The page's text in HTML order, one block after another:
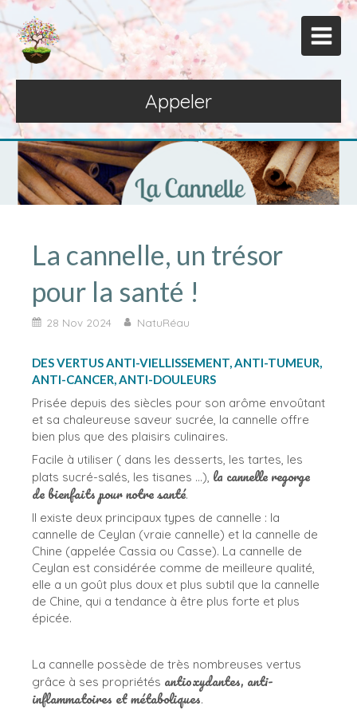
Appeler
La cannelle, un trésor
pour la santé !
28 Nov 2024 NatuRéau
DES VERTUS ANTI-VIELLISSEMENT, ANTI-TUMEUR,
ANTI-CANCER, ANTI-DOULEURS
Prisée depuis des siècles pour son arôme envoûtant
et sa chaleureuse saveur sucrée, la cannelle offre
bien plus que des plaisirs culinaires.
Facile à utiliser ( dans les desserts, les tartes, les
plats sucré-salés, les tisanes …), la cannelle regorge
de bienfaits pour notre santé.
Il existe deux principaux types de cannelle : la
cannelle de Ceylan (vraie cannelle) et la cannelle de
Chine (appelée Cassia ou Casse). La cannelle de
Ceylan est considérée comme de meilleure qualité,
elle a un goût plus doux et plus subtil que la cannelle
de Chine, qui a tendance à être plus forte et plus
épicée.
La cannelle possède de très nombreuses vertus
grâce à ses propriétés antioxydantes, anti-
inflammatoires et métaboliques.